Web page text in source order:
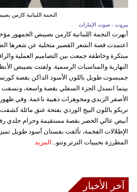
النجمة اللبنانية كارمن
بيروت - صوت الإمارات
أبهرت النجمة اللبنانية كارمن بصيبص الجمهور
اعتمدت قصة الشعر القصير متخلية عن شعرها
مبتكرة وخاطفة جمعت بين التصاميم العملية
النهارية والمناسبات الرسمية. ولفتت بصيبص
جمبسوت طويل باللون الأسود الداكن بقصة
بينما انسدل الجزء السفلي بقصة واسعة، ونسقت
الأصفر الزبدي ومجوهرات ذهبية ناعمة. وفي
تريكو باللون البيج الوردي بفتحة عنق مائلة
أبيض عالي الخصر بقصة مستقيمة وحزام جلدي
الإطلالات الفخمة، تألقت بفستان أسود طويل
المطرزة بحبيبات الترتر وتنو... المزيد
آخر الأخبار